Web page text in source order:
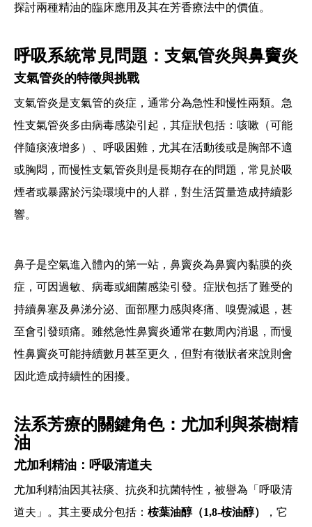
探討兩種精油的臨床應用及其在芳香療法中的價值。
呼吸系統常見問題：支氣管炎與鼻竇炎
支氣管炎的特徵與挑戰
支氣管炎是支氣管的炎症，通常分為急性和慢性兩類。急
性支氣管炎多由病毒感染引起，其症狀包括：咳嗽（可能
伴隨痰液增多）、呼吸困難，尤其在活動後或是胸部不適
或胸悶，而慢性支氣管炎則是長期存在的問題，常見於吸
煙者或暴露於污染環境中的人群，對生活質量造成持續影
響。
鼻子是空氣進入體內的第一站，鼻竇炎為鼻竇內黏膜的炎
症，可因過敏、病毒或細菌感染引發。症狀包括了難受的
持續鼻塞及鼻涕分泌、面部壓力感與疼痛、嗅覺減退，甚
至會引發頭痛。雖然急性鼻竇炎通常在數周內消退，而慢
性鼻竇炎可能持續數月甚至更久，但對有徵狀者來說則會
因此造成持續性的困擾。
法系芳療的關鍵角色：尤加利與茶樹精
油
尤加利精油：呼吸清道夫
尤加利精油因其祛痰、抗炎和抗菌特性，被譽為「呼吸清
道夫」。其主要成分包括： 桉葉油醇（1,8-桉油醇）
，它